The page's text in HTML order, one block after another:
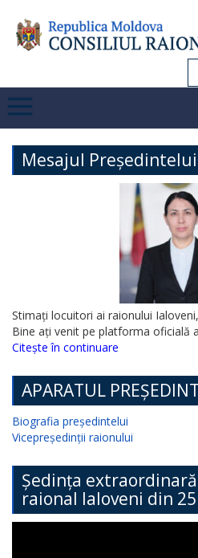
Mesajul Președintelui
Stimați locuitori ai raionului Ialoveni,
Bine ați venit pe platforma oficială
Citește în continuare
APARATUL
Biografia președintelui
Vicepreședinții raionului
Ședința
raional Ialoveni din